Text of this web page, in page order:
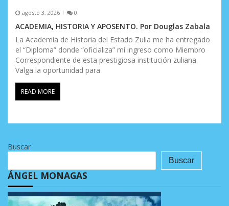
agosto 3, 2026 0
ACADEMIA, HISTORIA Y APOSENTO. Por Douglas Zabala
La Academia de Historia del Estado Zulia me ha entregado
el “Diploma” donde “oficializa” mi ingreso como Miembro
Correspondiente de esta prestigiosa institución zuliana.
Valga la oportunidad para
READ MORE
Buscar
Buscar
ÁNGEL MONAGAS